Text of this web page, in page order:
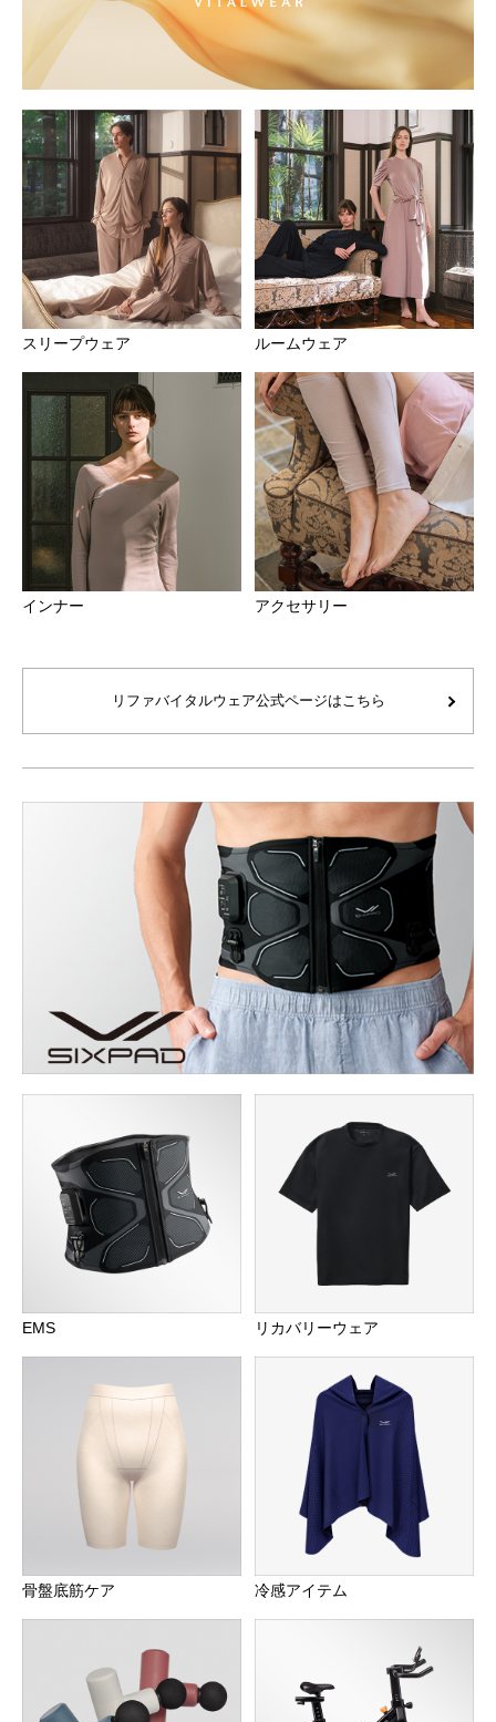
【ご注文はお早めに！】クリスマス（12/25）までのお届
けについて
現在、数多くのご注文をいただいており、また配送業者に
て急激な物流増加が発生していることから、全国的にお荷
物のお届けに遅延が生じております。 12/20（土）以降の
ご注文は、クリスマス12/25（木）までのお届け・お受け
おりますが、クリスマス時期はご注文や配送の混雑状況に
より 12/25（木）までのお届け・お受け取りをお約束でき
かねますので、お早めのご注文をお願いいたします。
【配送遅延の可能性について】
配送遅延が発生しております。現在、配送業者の物流量増
加により、通常よりも配送にお時間をいただく場合がござ
います。 当日出荷は通常通り行っておりますが、お届け
までに遅れが生じる可能性がございますので、予めご了承
ください。
スリープウェア ルームウェア
インナー アクセサリー
リファバイタルウェア公式ページはこちら
EMS リカバリーウェア
骨盤底筋ケア 冷感アイテム